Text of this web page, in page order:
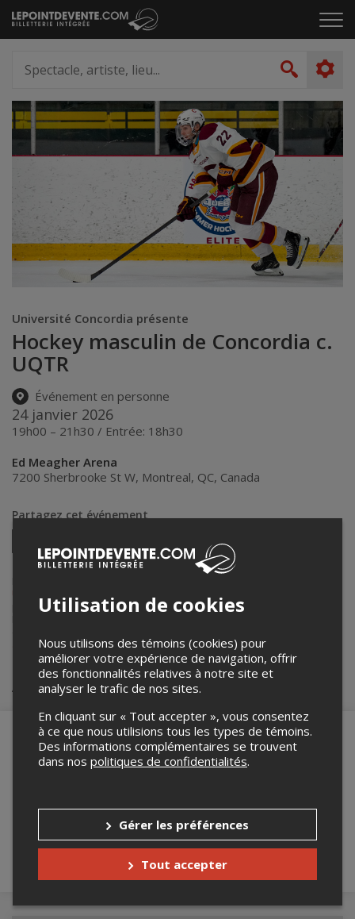
Passer
au
le
artiste,
lieu...
Université Concordia présente
Hockey masculin de Concordia c.
UQTR
Événement en personne
24 janvier 2026
19h00 – 21h30 / Entrée: 18h30
Ed Meagher Arena
7200 Sherbrooke St W, Montreal, QC, Canada
Partagez cet événement
Facebook LinkedinPinterestEnvoyer
par
pour ses événements.
athletics.events@concordia.ca.
Achat de billets
Merci de confirmer que vous n'êtes pas un
Utilisation de cookies
Nous utilisons des témoins (cookies) pour
améliorer votre expérience de navigation, offrir
des fonctionnalités relatives à notre site et
analyser le trafic de nos sites.
En cliquant sur « Tout accepter », vous consentez
à ce que nous utilisions tous les types de témoins.
Des informations complémentaires se trouvent
dans nos politiques de confidentialités.
Gérer les préférences
Tout accepter